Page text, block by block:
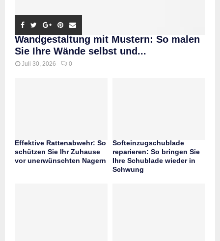
Wandgestaltung mit Mustern: So malen
Sie Ihre Wände selbst und...
Juli 30, 2026 0
Effektive Rattenabwehr: So
schützen Sie Ihr Zuhause
vor unerwünschten Nagern
Softeinzugschublade
reparieren: So bringen Sie
Ihre Schublade wieder in
Schwung